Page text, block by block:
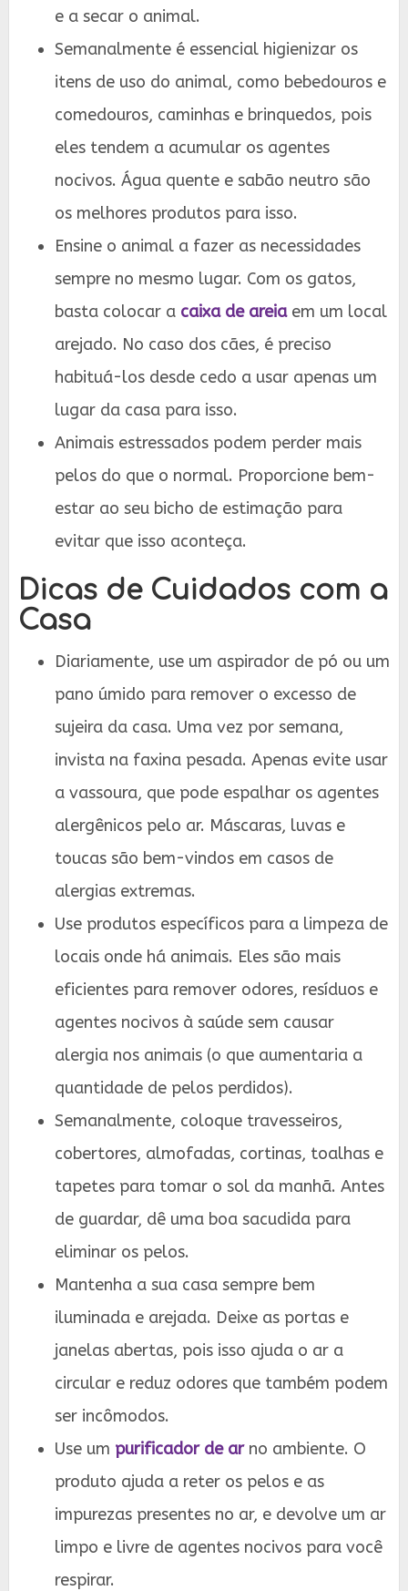
e a secar o animal.
Semanalmente é essencial higienizar os
itens de uso do animal, como bebedouros e
comedouros, caminhas e brinquedos, pois
eles tendem a acumular os agentes
nocivos. Água quente e sabão neutro são
os melhores produtos para isso.
Ensine o animal a fazer as necessidades
sempre no mesmo lugar. Com os gatos,
basta colocar a caixa de areiaem um local
arejado. No caso dos cães, é preciso
habituá-los desde cedo a usar apenas um
lugar da casa para isso.
Animais estressados podem perder mais
pelos do que o normal. Proporcione bem-
estar ao seu bicho de estimação para
evitar que isso aconteça.
Dicas de Cuidados com a
Casa
Diariamente, use um aspirador de pó ou um
pano úmido para remover o excesso de
sujeira da casa. Uma vez por semana,
invista na faxina pesada. Apenas evite usar
a vassoura, que pode espalhar os agentes
alergênicos pelo ar. Máscaras, luvas e
toucas são bem-vindos em casos de
alergias extremas.
Use produtos específicos para a limpeza de
locais onde há animais. Eles são mais
eficientes para remover odores, resíduos e
agentes nocivos à saúde sem causar
alergia nos animais (o que aumentaria a
quantidade de pelos perdidos).
Semanalmente, coloque travesseiros,
cobertores, almofadas, cortinas, toalhas e
tapetes para tomar o sol da manhã. Antes
de guardar, dê uma boa sacudida para
eliminar os pelos.
Mantenha a sua casa sempre bem
iluminada e arejada. Deixe as portas e
janelas abertas, pois isso ajuda o ar a
circular e reduz odores que também podem
ser incômodos.
Use um purificador de arno ambiente. O
produto ajuda a reter os pelos e as
impurezas presentes no ar, e devolve um ar
limpo e livre de agentes nocivos para você
respirar.